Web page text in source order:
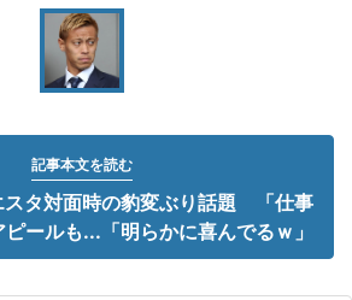
記事本文を読む
スタ対面時の豹変ぶり話題 「仕事
ールも...「明らかに喜んでるｗ」